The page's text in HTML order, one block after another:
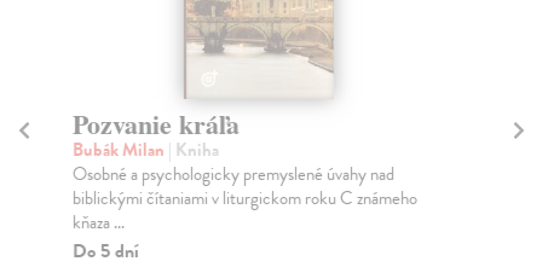
Pozvanie kráľa
Bubák Milan | Kniha
Osobné a psychologicky premyslené úvahy nad
biblickými čítaniami v liturgickom roku C známeho
kňaza ...
Do 5 dní